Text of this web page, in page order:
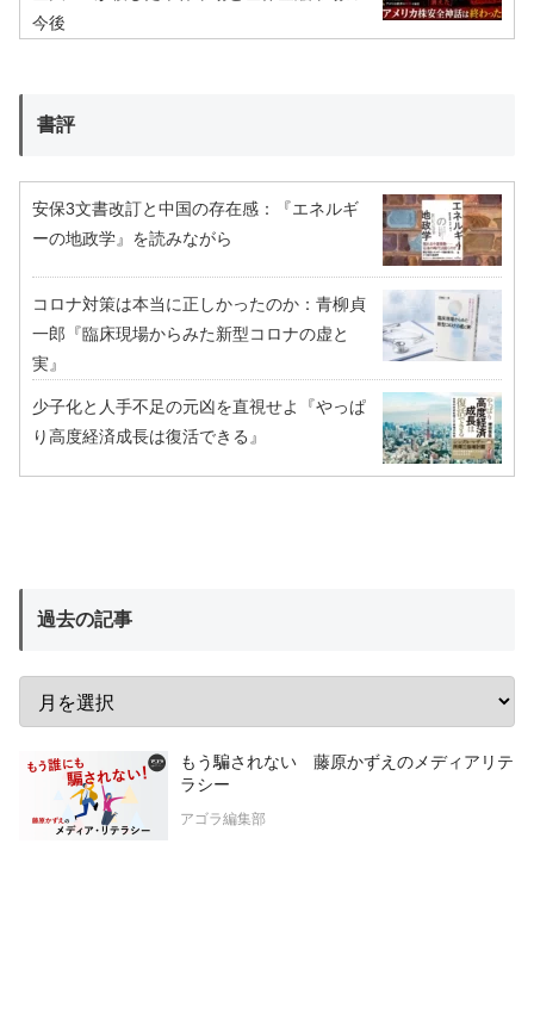
今後
書評
安保3文書改訂と中国の存在感：『エネルギ
ーの地政学』を読みながら
コロナ対策は本当に正しかったのか：青柳貞
一郎『臨床現場からみた新型コロナの虚と
実』
少子化と人手不足の元凶を直視せよ『やっぱ
り高度経済成長は復活できる』
過去の記事
もう騙されない 藤原かずえのメディアリテ
ラシー
アゴラ編集部